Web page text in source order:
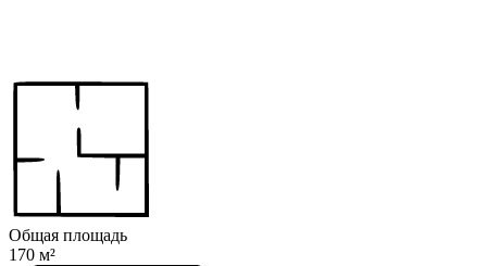
Общая площадь
170 м²